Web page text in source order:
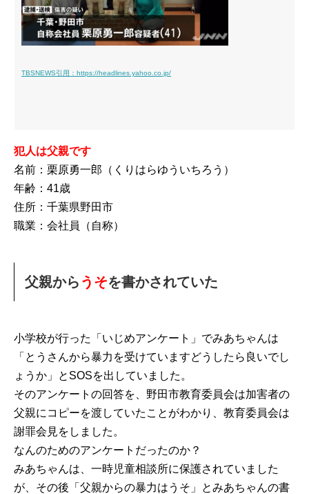
TBSNEWS引用：https://headlines.yahoo.co.jp/
犯人は父親です
名前：栗原勇一郎（くりはらゆういちろう）
年齢：41歳
住所：千葉県野田市
職業：会社員（自称）
父親から うそを書かされていた
小学校が行った「いじめアンケート」でみあちゃんは
「とうさんから暴力を受けていますどうしたら良いでし
ょうか」とSOSを出していました。
そのアンケートの回答を、野田市教育委員会は加害者の
父親にコピーを渡していたことがわかり、教育委員会は
謝罪会見をしました。
なんのためのアンケートだったのか？
みあちゃんは、一時児童相談所に保護されていました
が、その後「父親からの暴力はうそ」とみあちゃんの書